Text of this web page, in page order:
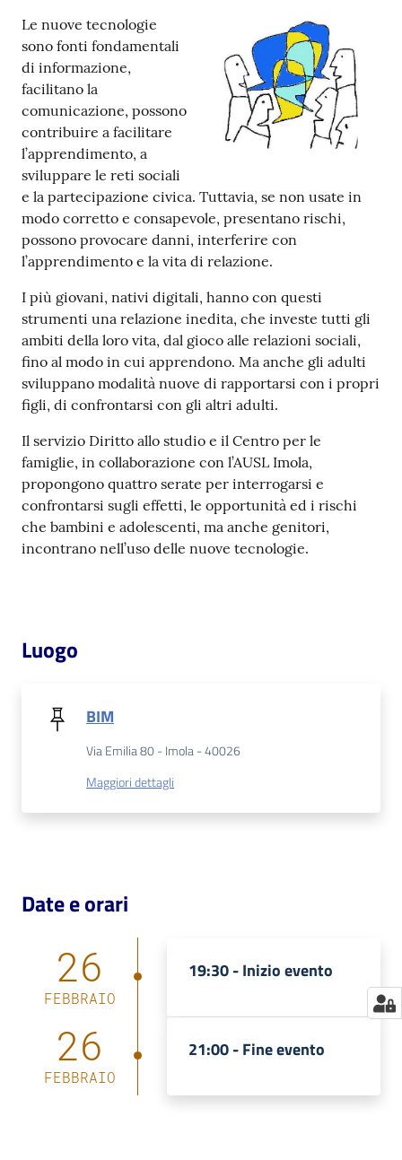
Casa
Piani
Archivio
storico
Decentrate
Patto
per
la
lettura
Seguici
su
on line
bibliotecario
Orari
Le nuove tecnologie
sono fonti fondamentali
di informazione,
facilitano la
comunicazione, possono
contribuire a facilitare
l’apprendimento, a
sviluppare le reti sociali
e la partecipazione civica. Tuttavia, se non usate in
modo corretto e consapevole, presentano rischi,
possono provocare danni, interferire con
l’apprendimento e la vita di relazione.
I più giovani, nativi digitali, hanno con questi
strumenti una relazione inedita, che investe tutti gli
ambiti della loro vita, dal gioco alle relazioni sociali,
fino al modo in cui apprendono. Ma anche gli adulti
sviluppano modalità nuove di rapportarsi con i propri
figli, di confrontarsi con gli altri adulti.
Il servizio Diritto allo studio e il Centro per le
famiglie, in collaborazione con l’AUSL Imola,
propongono quattro serate per interrogarsi e
confrontarsi sugli effetti, le opportunità ed i rischi
che bambini e adolescenti, ma anche genitori,
incontrano nell’uso delle nuove tecnologie.
Luogo
BIM
Via Emilia 80 - Imola - 40026
Maggiori dettagli
Date e orari
26
FEBBRAIO
19:30 -Inizio evento
26
FEBBRAIO
21:00 -Fine evento